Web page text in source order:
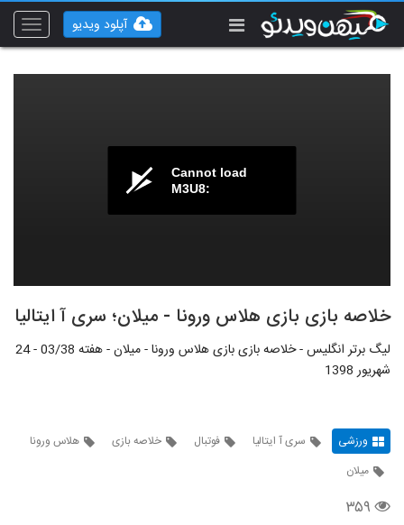
Toggle
آپلود ویدیو
Cannot load
M3U8:
خلاصه بازی بازی هلاس ورونا - میلان؛ سری آ ایتالیا
لیگ برتر انگلیس - خلاصه بازی بازی هلاس ورونا - میلان - هفته 03/38 - 24
شهریور 1398
ورزشی سری آ ایتالیا فوتبال خلاصه بازی
هلاس ورونا
میلان
۳۵۹